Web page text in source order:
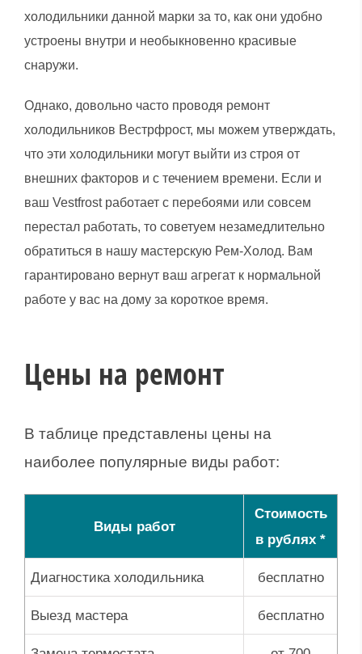
холодильники данной марки за то, как они удобно
устроены внутри и необыкновенно красивые
снаружи.
Однако, довольно часто проводя ремонт
холодильников Вестрфрост, мы можем утверждать,
что эти холодильники могут выйти из строя от
внешних факторов и с течением времени. Если и
ваш Vestfrost работает с перебоями или совсем
перестал работать, то советуем незамедлительно
обратиться в нашу мастерскую Рем-Холод. Вам
гарантировано вернут ваш агрегат к нормальной
работе у вас на дому за короткое время.
Цены на ремонт
В таблице представлены цены на
наиболее популярные виды работ:
Виды работ
Стоимость
в рублях *
Диагностика холодильника бесплатно
Выезд мастера бесплатно